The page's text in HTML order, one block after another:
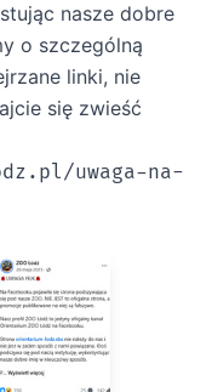
nasze dobre
o szczególną
linki, nie
się zwieść
uwaga-na-